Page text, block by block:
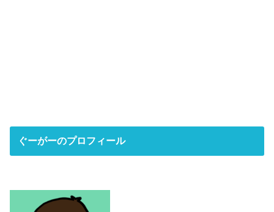
ぐーがーのプロフィール